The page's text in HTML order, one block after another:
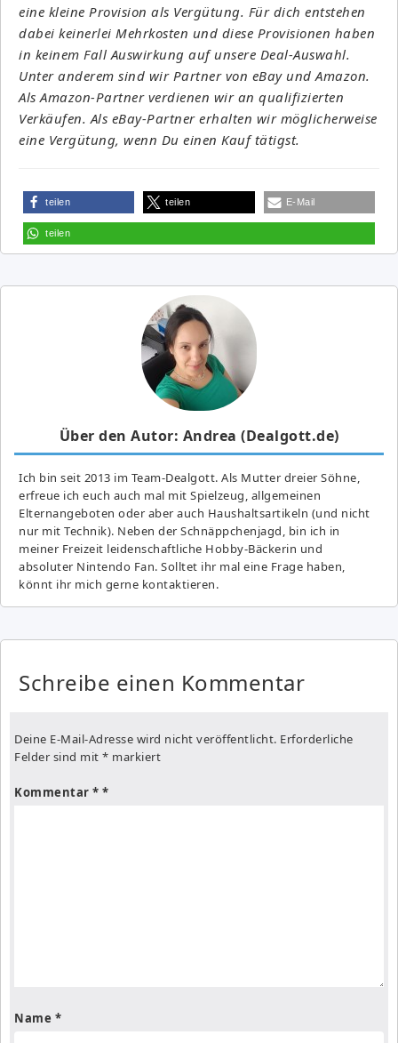
eine kleine Provision als Vergütung. Für dich entstehen
dabei keinerlei Mehrkosten und diese Provisionen haben
in keinem Fall Auswirkung auf unsere Deal-Auswahl.
Unter anderem sind wir Partner von eBay und Amazon.
Als Amazon-Partner verdienen wir an qualifizierten
Verkäufen. Als eBay-Partner erhalten wir möglicherweise
eine Vergütung, wenn Du einen Kauf tätigst.
teilen teilen E-Mail
teilen
Über den Autor: Andrea (Dealgott.de)
Ich bin seit 2013 im Team-Dealgott. Als Mutter dreier Söhne,
erfreue ich euch auch mal mit Spielzeug, allgemeinen
Elternangeboten oder aber auch Haushaltsartikeln (und nicht
nur mit Technik). Neben der Schnäppchenjagd, bin ich in
meiner Freizeit leidenschaftliche Hobby-Bäckerin und
absoluter Nintendo Fan. Solltet ihr mal eine Frage haben,
könnt ihr mich gerne kontaktieren.
Schreibe einen Kommentar
Deine E-Mail-Adresse wird nicht veröffentlicht. Erforderliche
Felder sind mit * markiert
Kommentar *
Name *